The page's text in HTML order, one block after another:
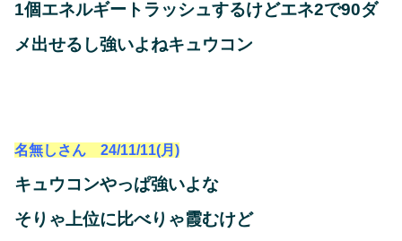
1個エネルギートラッシュするけどエネ2で90ダ
メ出せるし強いよねキュウコン
名無しさん 24/11/11(月)
キュウコンやっぱ強いよな
そりゃ上位に比べりゃ霞むけど